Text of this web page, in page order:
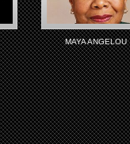
MAYA ANGELOU